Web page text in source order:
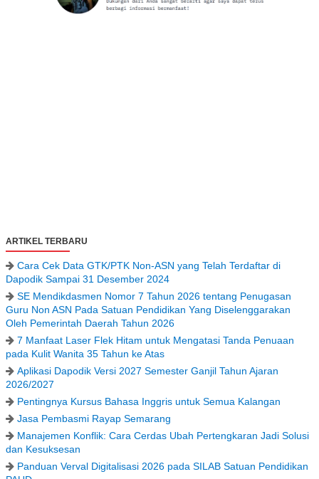
ARTIKEL TERBARU
Cara Cek Data GTK/PTK Non-ASN yang Telah Terdaftar di
Dapodik Sampai 31 Desember 2024
SE Mendikdasmen Nomor 7 Tahun 2026 tentang Penugasan
Guru Non ASN Pada Satuan Pendidikan Yang Diselenggarakan
Oleh Pemerintah Daerah Tahun 2026
7 Manfaat Laser Flek Hitam untuk Mengatasi Tanda Penuaan
pada Kulit Wanita 35 Tahun ke Atas
Aplikasi Dapodik Versi 2027 Semester Ganjil Tahun Ajaran
2026/2027
Pentingnya Kursus Bahasa Inggris untuk Semua Kalangan
Jasa Pembasmi Rayap Semarang
Manajemen Konflik: Cara Cerdas Ubah Pertengkaran Jadi Solusi
dan Kesuksesan
Panduan Verval Digitalisasi 2026 pada SILAB Satuan Pendidikan